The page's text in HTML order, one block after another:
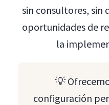
sin consultores, sin
oportunidades de
la
💡
configuración